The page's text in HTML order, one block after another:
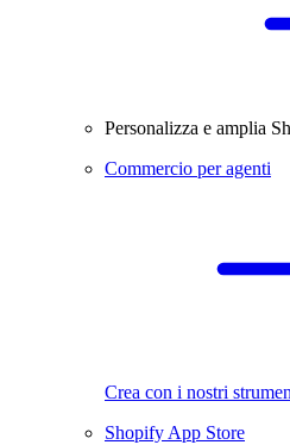
Personalizza e amplia
Commercio per agenti
Crea con i nostri
Shopify App Store